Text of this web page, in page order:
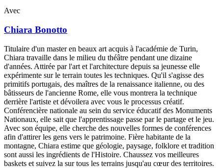
Avec
Chiara Bonotto
Titulaire d'un master en beaux art acquis à l'académie de Turin,
Chiara travaille dans le milieu du théâtre pendant une dizaine
d'années. Attirée par l'art et l'architecture depuis sa jeunesse elle
expérimente sur le terrain toutes les techniques. Qu'il s'agisse des
primitifs portugais, des maîtres de la renaissance italienne, ou des
bâtisseurs de l'ancienne Rome, elle vous montrera la technique
derrière l'artiste et dévoilera avec vous le processus créatif.
Conférencière nationale au sein du service éducatif des Monuments
Nationaux, elle sait que l'apprentissage passe par le partage et le jeu.
Avec son équipe, elle cherche des nouvelles formes de conférences
afin d'attirer les gens vers le patrimoine. Fière habitante de la
montagne, Chiara estime que géologie, paysage, folklore et tradition
sont aussi les ingrédients de l'Histoire. Chaussez vos meilleures
baskets et suivez la sur tous les terrains jusqu'au cœur des territoires.